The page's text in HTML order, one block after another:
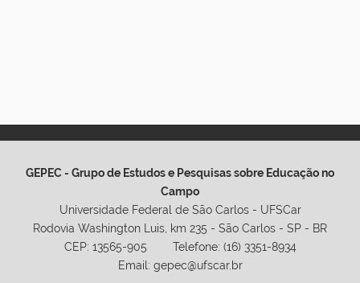
GEPEC - Grupo de Estudos e Pesquisas sobre Educação no
Campo
Universidade Federal de São Carlos - UFSCar
Rodovia Washington Luis, km 235 - São Carlos - SP - BR
CEP: 13565-905 Telefone: (16) 3351-8934
Email: gepec@ufscar.br